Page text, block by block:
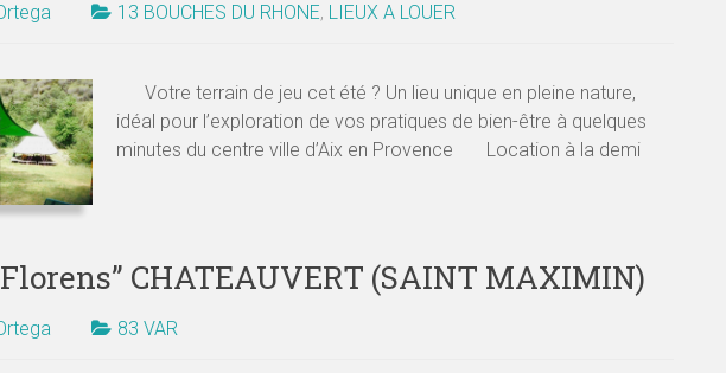
13 BOUCHES DU RHONE, LIEUX A LOUER
Votre terrain de jeu cet été ? Un lieu unique en pleine nature,
idéal pour l’exploration de vos pratiques de bien-être à quelques
minutes du centre ville d’Aix en Provence Location à la demi
Florens” CHATEAUVERT (SAINT MAXIMIN)
83 VAR